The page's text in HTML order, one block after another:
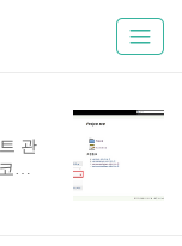
관
드